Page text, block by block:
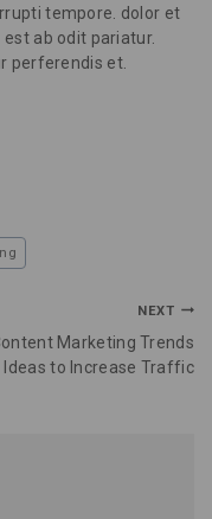
tempore. dolor et
ab odit pariatur.
perferendis et.
NEXT
Marketing Trends
Ideas to Increase Traffic